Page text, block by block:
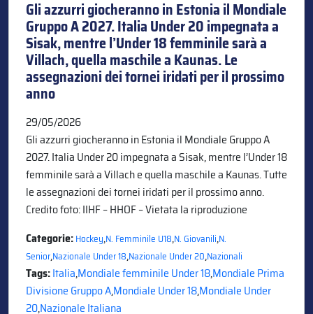
Gli azzurri giocheranno in Estonia il Mondiale
Gruppo A 2027. Italia Under 20 impegnata a
Sisak, mentre l’Under 18 femminile sarà a
Villach, quella maschile a Kaunas. Le
assegnazioni dei tornei iridati per il prossimo
anno
29/05/2026
Gli azzurri giocheranno in Estonia il Mondiale Gruppo A
2027. Italia Under 20 impegnata a Sisak, mentre l’Under 18
femminile sarà a Villach e quella maschile a Kaunas. Tutte
le assegnazioni dei tornei iridati per il prossimo anno.
Credito foto: IIHF – HHOF – Vietata la riproduzione
Categorie:Hockey,N. Femminile U18,N. Giovanili,N.
Senior,Nazionale Under 18,Nazionale Under 20,Nazionali
Tags:Italia,Mondiale femminile Under 18,Mondiale Prima
Divisione Gruppo A,Mondiale Under 18,Mondiale Under
20,Nazionale Italiana